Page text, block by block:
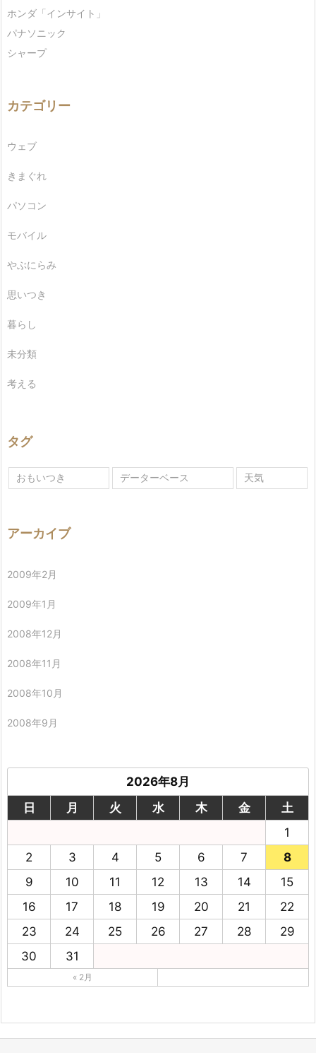
ホンダ「インサイト」
パナソニック
シャープ
カテゴリー
ウェブ
きまぐれ
パソコン
モバイル
やぶにらみ
思いつき
暮らし
未分類
考える
タグ
おもいつき データーベース 天気
アーカイブ
2009年2月
2009年1月
2008年12月
2008年11月
2008年10月
2008年9月
2026年8月
日
月 火 水 木 金
土
1
2
3 4 5 6 7
8
9
10 11 12 13 14
15
16
17 18 19 20 21
22
23
24 25 26 27 28
29
30
31
« 2月